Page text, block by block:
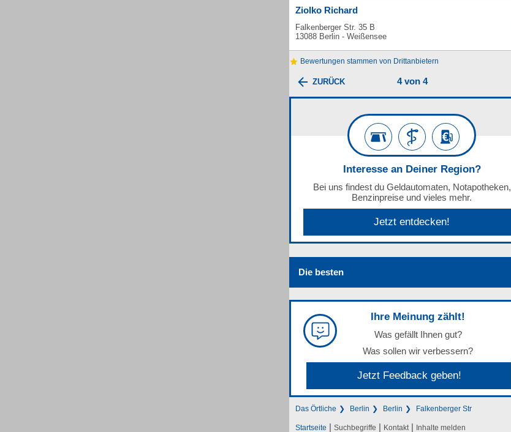
Ziolko Richard
Falkenberger Str. 35 B
13088 Berlin - Weißensee
Bewertungen stammen von Drittanbietern
ZURÜCK 4 von 4
Interesse an Deiner Region?
Bei uns findest du Geldautomaten, Notapotheken,
Benzinpreise und vieles mehr.
Jetzt entdecken!
Die besten
Ihre Meinung zählt!
Was gefällt Ihnen gut?
Was sollen wir verbessern?
Jetzt Feedback geben!
Das Örtliche Berlin Berlin Falkenberger Str
Startseite | Suchbegriffe | Kontakt | Inhalte melden